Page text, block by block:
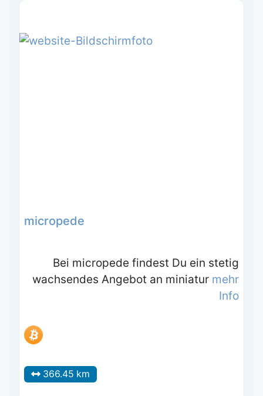
micropede
Bei micropede findest Du ein stetig
wachsendes Angebot an miniatur mehr
Info
366.45 km